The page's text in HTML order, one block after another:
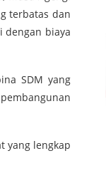
terbatas dan
dengan biaya
SDM yang
yang lengkap